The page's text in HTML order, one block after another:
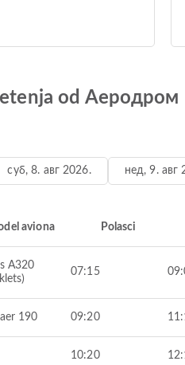
od
суб, 8. авг 2026. нед, 9. авг
aviona Polasci
A320
07:15
190 09:20
10:20